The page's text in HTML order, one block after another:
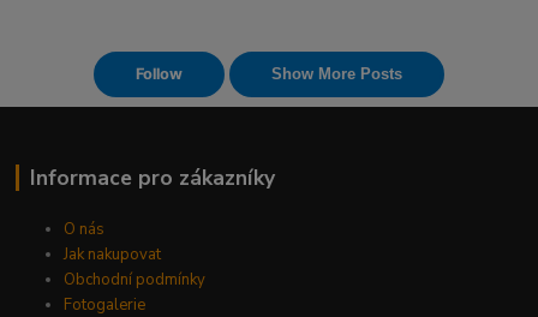
Informace pro zákazníky
O nás
Jak nakupovat
Obchodní podmínky
Fotogalerie